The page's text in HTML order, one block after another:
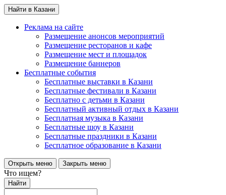
Найти в Казани
Реклама на сайте
Размещение анонсов мероприятий
Размещение ресторанов и кафе
Размещение мест и площадок
Размещение баннеров
Бесплатные события
Бесплатные выставки в Казани
Бесплатные фестивали в Казани
Бесплатно с детьми в Казани
Бесплатный активный отдых в Казани
Бесплатная музыка в Казани
Бесплатные шоу в Казани
Бесплатные праздники в Казани
Бесплатное образование в Казани
Открыть меню Закрыть меню
Что ищем?
Найти